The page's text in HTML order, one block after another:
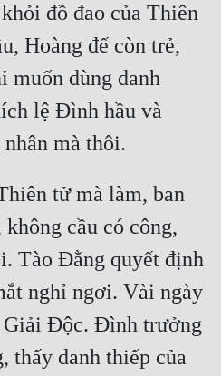
đồ đao của Thiên
Hoàng đế còn trẻ,
muốn dùng danh
lệ Đình hầu và
tử mà làm, ban
cầu có công,
Tào Đằng quyết định
nghỉ ngơi. Vài ngày
Giải Độc. Đình trưởng
thấy danh thiếp của